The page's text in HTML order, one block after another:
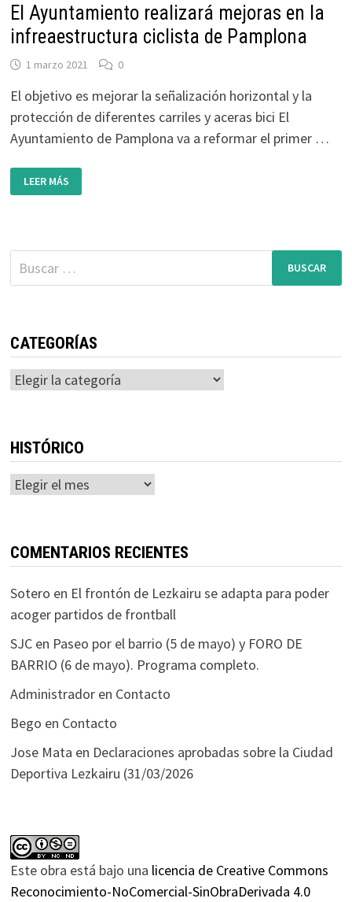
El Ayuntamiento realizará mejoras en la
infreaestructura ciclista de Pamplona
1 marzo 2021 0
El objetivo es mejorar la señalización horizontal y la
protección de diferentes carriles y aceras bici El
Ayuntamiento de Pamplona va a reformar el primer …
EL
AYUNTAMIENTO
REALIZARÁ
CICLISTA
DE
PAMPLONA
LEER MÁS
Buscar:
CATEGORÍAS
Categorías
HISTÓRICO
Histórico
COMENTARIOS RECIENTES
Sotero en El frontón de Lezkairu se adapta para poder
acoger partidos de frontball
SJCen Paseo por el barrio (5 de mayo) y FORO DE
BARRIO (6 de mayo). Programa completo.
Administradoren Contacto
Bego en Contacto
Jose Mata en Declaraciones aprobadas sobre la Ciudad
Deportiva Lezkairu (31/03/2026
Este obra está bajo una licencia de Creative Commons
Reconocimiento-NoComercial-SinObraDerivada 4.0